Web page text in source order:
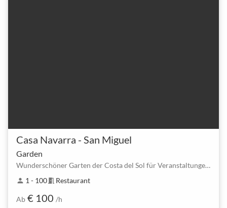
Casa Navarra - San Miguel
Garden
Wunderschöner Garten der Costa del Sol für Veranstaltungen im Freien
person 1 - 100meeting_room Restaurant
Ab € 100 /h